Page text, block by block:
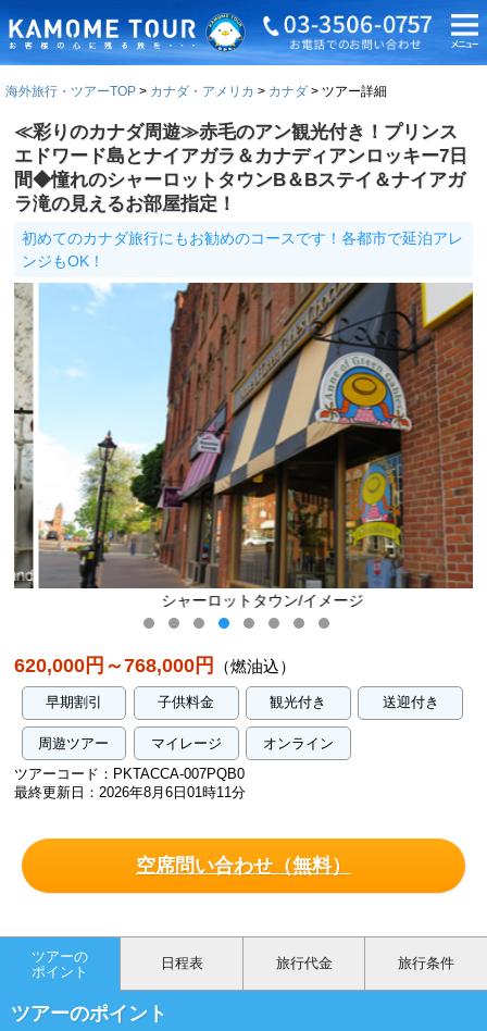
海外旅行・ツアーTOP カナダ・アメリカ カナダ ツアー詳細
≪彩りのカナダ周遊≫赤毛のアン観光付き！プリンス
エドワード島とナイアガラ＆カナディアンロッキー7日
間◆憧れのシャーロットタウンB＆Bステイ＆ナイアガ
ラ滝の見えるお部屋指定！
初めてのカナダ旅行にもお勧めのコースです！各都市で延泊アレ
ンジもOK！
シャーロットタウン/イメージ
620,000円～768,000円 （燃油込）
早期割引 子供料金 観光付き 送迎付き
周遊ツアー マイレージ
オンライン
ツアーコード：PKTACCA-007PQB0
最終更新日：2026年8月6日01時11分
空席問い合わせ（無料）
ツアーの
ポイント
日程表 旅行代金 旅行条件
ツアーのポイント